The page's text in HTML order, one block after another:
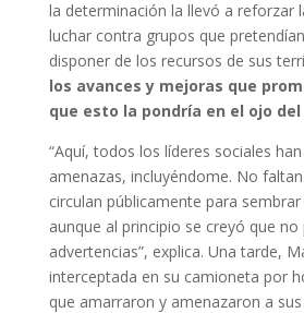
la determinación la llevó a reforzar
luchar contra grupos que
disponer de los recursos de sus
los avances y mejoras que
que esto la pondría en el ojo
“Aquí, todos los líderes sociales
amenazas, incluyéndome. No
circulan públicamente para
aunque al principio se creyó que no
advertencias”, explica. Una tarde,
interceptada en su camioneta por
que amarraron y amenazaron a